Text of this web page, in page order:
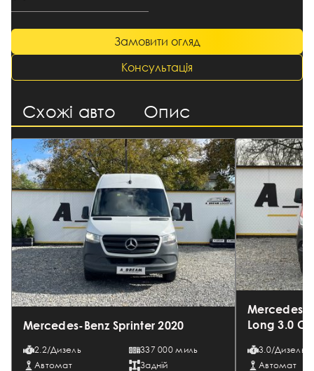
Замовити огляд
Консультація
Схожі авто Опис
Mercedes-Benz Sprinter 2020
2.2/Дизель
337 000 миль
Автомат
Задній
Mercedes-
Long 3.0
3.0/Дизель
Автомат